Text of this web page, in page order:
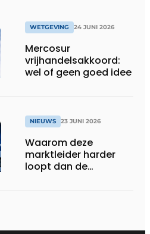
WETGEVING 24 JUNI 2026
Mercosur
vrijhandelsakkoord:
wel of geen goed idee
NIEUWS 23 JUNI 2026
Waarom deze
marktleider harder
loopt dan de